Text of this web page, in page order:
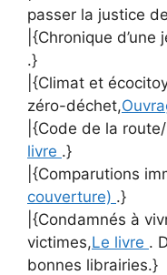
passer la justice
|{Chronique d’une
.}
|{Climat et
zéro-déchet,
|{Code de la
livre .}
|{Comparutions
couverture) .}
|{Condamnés à
victimes,Le livre .
bonnes librairies.}